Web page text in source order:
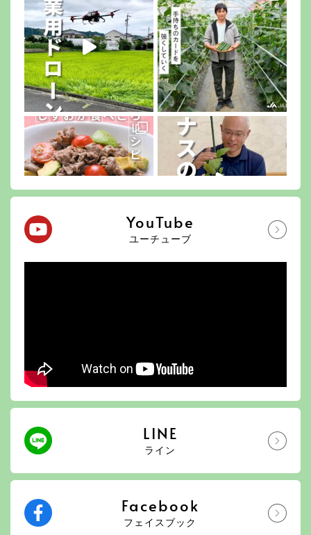
YouTube
ユーチューブ
LINE
ライン
Facebook
フェイスブック